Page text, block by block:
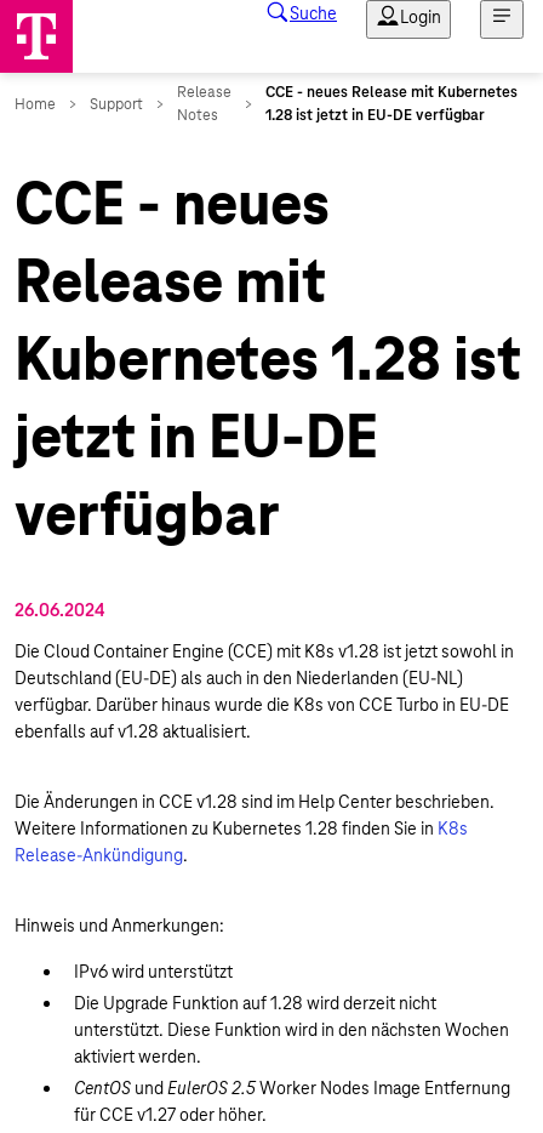
CCE - neues
Release mit
Kubernetes 1.28 ist
jetzt in EU-DE
verfügbar
26.06.2024
Die Cloud Container Engine (CCE) mit K8s v1.28 ist jetzt sowohl in
Deutschland (EU-DE) als auch in den Niederlanden (EU-NL)
verfügbar. Darüber hinaus wurde die K8s von CCE Turbo in EU-DE
ebenfalls auf v1.28 aktualisiert.
Die Änderungen in CCE v1.28 sind im Help Center beschrieben.
Weitere Informationen zu Kubernetes 1.28 finden Sie in K8s
Release-Ankündigung.
Hinweis und Anmerkungen:
IPv6 wird unterstützt
Die Upgrade Funktion auf 1.28 wird derzeit nicht
unterstützt. Diese Funktion wird in den nächsten Wochen
aktiviert werden.
CentOSundEulerOS 2.5Worker Nodes Image Entfernung
für CCE v1.27 oder höher.